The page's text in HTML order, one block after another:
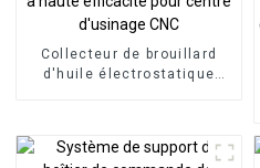
Collecteur de brouillard
d'huile électrostatique